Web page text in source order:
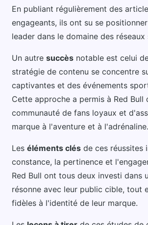
En publiant régulièrement des
engageants, ils ont su se
leader dans le domaine des réseaux
Un autre succès notable est celui
stratégie de contenu se concentre
captivantes et des événements
Cette approche a permis à Red Bull
communauté de fans loyaux et
marque à l'aventure et à l'adrénaline.
Les éléments clés de ces réussites
constance, la pertinence et
Red Bull ont tous deux investi dans
résonne avec leur public cible, tout
fidèles à l'identité de leur marque.